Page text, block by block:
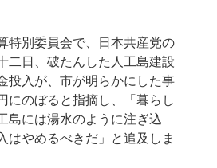
特別委員会で、日本共産党の
二日、破たんした人工島建設
投入が、市が明らかにした事
にのぼると指摘し、「暮らし
島には湯水のように注ぎ込
はやめるべきだ」と追及しま